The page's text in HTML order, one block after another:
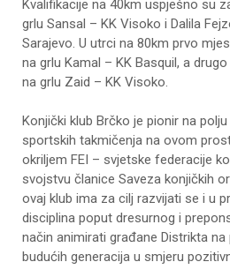
Kvalifikacije na 40km uspješno su
grlu Sansal – KK Visoko i Dalila
Sarajevo. U utrci na 80km prvo
na grlu Kamal – KK Basquil, a
na grlu Zaid – KK Visoko.
Konjički klub Brčko je pionir na
sportskih takmičenja na ovom
okriljem FEI – svjetske federacije
svojstvu članice Saveza konjičkih
ovaj klub ima za cilj razvijati se i u
disciplina poput dresurnog i
način animirati građane Distrikta
budućih generacija u smjeru